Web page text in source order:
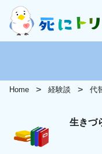
Home 経験談 代
生きづ